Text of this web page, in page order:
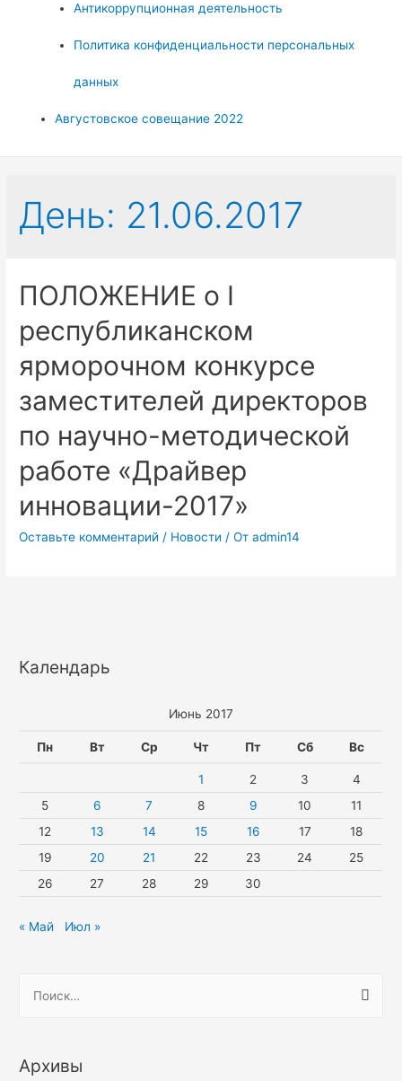
Антикоррупционная деятельность
Политика конфиденциальности персональных
данных
Августовское совещание 2022
День: 21.06.2017
ПОЛОЖЕНИЕ о I
республиканском
ярморочном конкурсе
заместителей директоров
по научно-методической
работе «Драйвер
инновации-2017»
Оставьте комментарий / Новости / От admin14
Календарь
Июнь 2017
Пн Вт Ср Чт Пт Сб Вс
1 2 3
4
5
6 7 8 9 10
11
12
13 14 15 16 17
18
19
20 21 22 23 24
25
26
27 28 29 30
« Май Июл »
т
Архивы